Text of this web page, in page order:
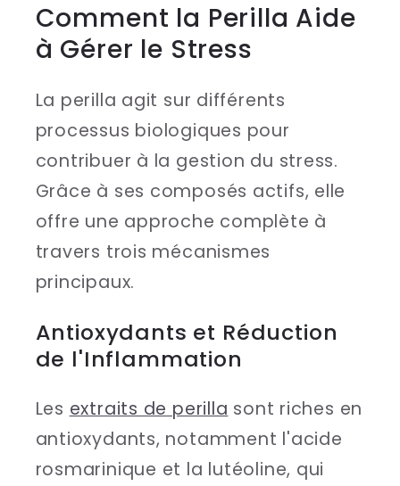
Comment la Perilla Aide
à Gérer le Stress
La perilla agit sur différents
processus biologiques pour
contribuer à la gestion du stress.
Grâce à ses composés actifs, elle
offre une approche complète à
travers trois mécanismes
principaux.
Antioxydants et Réduction
de l'Inflammation
Les extraits de perilla sont riches en
antioxydants, notamment l'acide
rosmarinique et la lutéoline, qui